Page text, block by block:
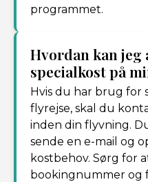
programmet.
Hvordan kan jeg
specialkost på
Hvis du har brug for
flyrejse, skal du
inden din flyvning.
sende en e-mail og
kostbehov. Sørg for
bookingnummer og